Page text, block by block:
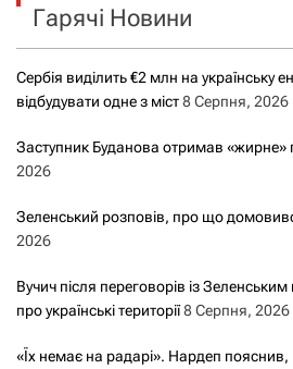
Гарячі Новини
Сербія виділить €2 млн на українську
відбудувати одне з міст8 Серпня, 2026
Заступник Буданова отримав «жирне»
2026
Зеленський розповів, про що
2026
Вучич після переговорів із
про українські території8 Серпня, 2026
«Їх немає на радарі». Нардеп